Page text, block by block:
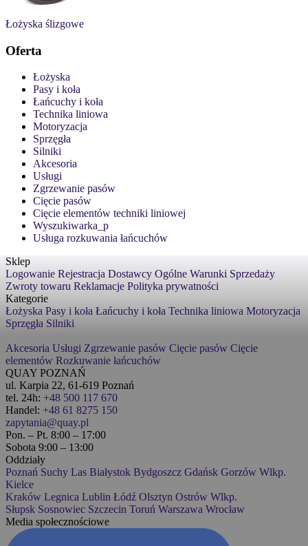
Łożyska ślizgowe
Oferta
Łożyska
Pasy i koła
Łańcuchy i koła
Technika liniowa
Motoryzacja
Sprzęgła
Silniki
Akcesoria
Usługi
Zgrzewanie pasów
Cięcie pasów
Cięcie elementów techniki liniowej
Wyszukiwarka_p
Usługa rozkuwania łańcuchów
Sklep
Logowanie Rejestracja Dostawcy Ogólne Warunki Sprzedaży
Zwroty towaru Reklamacje Polityka prywatności
Kategorie
Łożyska Pasy i koła Łańcuchy i koła Technika liniowa Motoryzacja
Sprzęgła Silniki
Akcesoria Usługi Zgrzewanie pasów Cięcie pasów Cięcie
elementów Rozkuwanie łańcuchów
QUAY POZNAŃ
ul. Karpia 22, 61-619 Poznań
tel. 24h: +48 500 117 670
Handel: +48 61 8275 150
zapytania@quay.pl
Pon. – Pt. 8:00 – 17:00
Sobota 9:00 – 13:00
Oddziały
Poznań Suchy Las Białystok Bydgoszcz Gdańsk Gorzów Wlkp.
Kielce
Kraków Legnica Lublin Łódź Olsztyn Ostrów Wlkp.
Słupsk Sosnowiec Szczecin Toruń Warszawa Wrocław
Media społecznościowe